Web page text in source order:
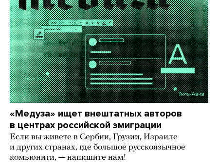
«Медуза» ищет внештатных авторов
в центрах российской эмиграции
Если вы живете в Сербии, Грузии, Израиле
и других странах, где большое русскоязычное
комьюнити, — напишите нам!